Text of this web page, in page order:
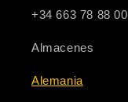
+34 663 78 88 00
Almacenes
Alemania